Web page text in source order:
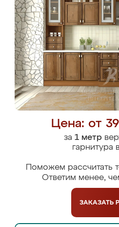
Цена: от
за 1 метр
гарнитура
Поможем рассчитать
Ответим менее,
ЗАКАЗАТЬ